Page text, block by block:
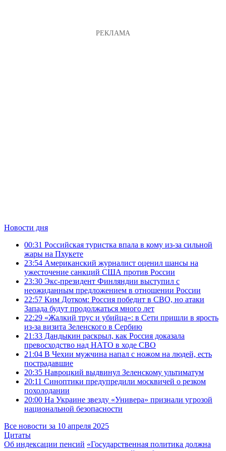
Новости дня
00:31 Российская туристка впала в кому из-за сильной
жары на Пхукете
23:54 Американский журналист оценил шансы на
ужесточение санкций США против России
23:30 Экс-президент Финляндии выступил с
неожиданным предложением в отношении России
22:57 Ким Дотком: Россия победит в СВО, но атаки
Запада будут продолжаться много лет
22:29 «Жалкий трус и убийца»: в Сети пришли в ярость
из-за визита Зеленского в Сербию
21:33 Дандыкин раскрыл, как Россия доказала
превосходство над НАТО в ходе СВО
21:04 В Чехии мужчина напал с ножом на людей, есть
пострадавшие
20:35 Навроцкий выдвинул Зеленскому ультиматум
20:11 Синоптики предупредили москвичей о резком
похолодании
20:00 На Украине звезду «Универа» признали угрозой
национальной безопасности
Все новости за 10 апреля 2025
Цитаты
Об индексации пенсий «Государственная политика должна